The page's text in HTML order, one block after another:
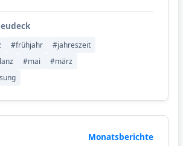
#frühjahr
#jahreszeit
#mai
#märz
Monatsberichte